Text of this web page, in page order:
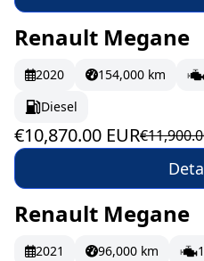
În stoc 181.17
Renault Megane
2020 154,000 km
Diesel
€10,870.00 EUR
În stoc 215.5 EUR/
Renault Megane
2021 96,000 km